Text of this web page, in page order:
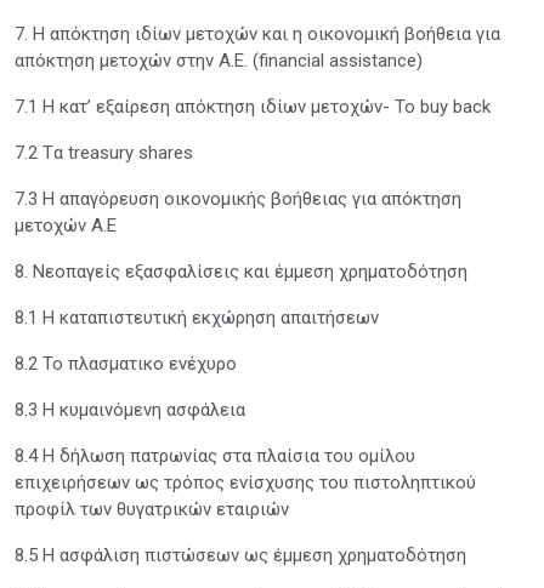
7. Η απόκτηση ιδίων μετοχών και η οικονομική βοήθεια για
απόκτηση μετοχών στην Α.Ε. (financial assistance)
7.1 Η κατ’ εξαίρεση απόκτηση ιδίων μετοχών- Το buy back
7.2 Tα treasury shares
7.3 H απαγόρευση οικονομικής βοήθειας για απόκτηση
μετοχών Α.Ε
8. Νεοπαγείς εξασφαλίσεις και έμμεση χρηματοδότηση
8.1 Η καταπιστευτική εκχώρηση απαιτήσεων
8.2 Το πλασματικο ενέχυρο
8.3 Η κυμαινόμενη ασφάλεια
8.4 Η δήλωση πατρωνίας στα πλαίσια του ομίλου
επιχειρήσεων ως τρόπος ενίσχυσης του πιστοληπτικού
προφίλ των θυγατρικών εταιριών
8.5 Η ασφάλιση πιστώσεων ως έμμεση χρηματοδότηση